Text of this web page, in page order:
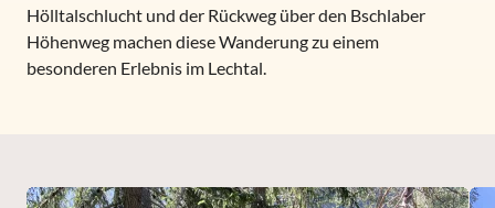
Hölltalschlucht und der Rückweg über den Bschlaber
Höhenweg machen diese Wanderung zu einem
besonderen Erlebnis im Lechtal.